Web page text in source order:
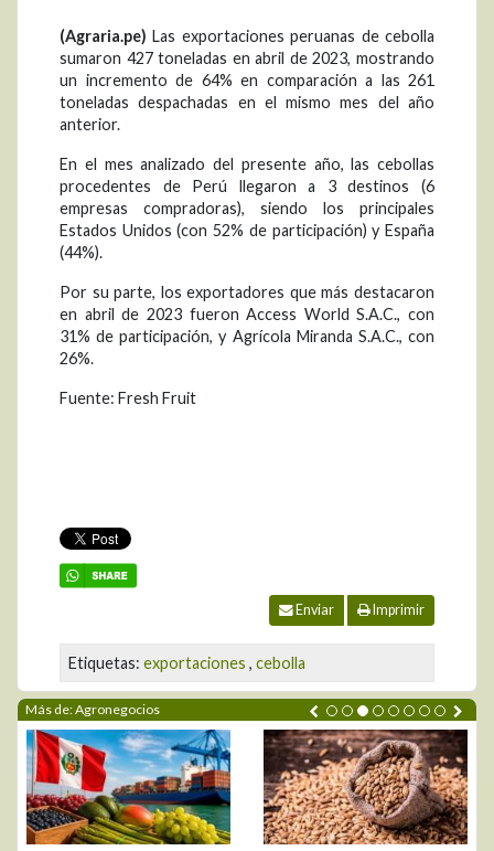
(Agraria.pe) Las exportaciones peruanas de cebolla
sumaron 427 toneladas en abril de 2023, mostrando
un incremento de 64% en comparación a las 261
toneladas despachadas en el mismo mes del año
anterior.
En el mes analizado del presente año, las cebollas
procedentes de Perú llegaron a 3 destinos (6
empresas compradoras), siendo los principales
Estados Unidos (con 52% de participación) y España
(44%).
Por su parte, los exportadores que más destacaron
en abril de 2023 fueron Access World S.A.C., con
31% de participación, y Agrícola Miranda S.A.C., con
26%.
Fuente: Fresh Fruit
Enviar Imprimir
Etiquetas: exportaciones , cebolla
Más de: Agronegocios